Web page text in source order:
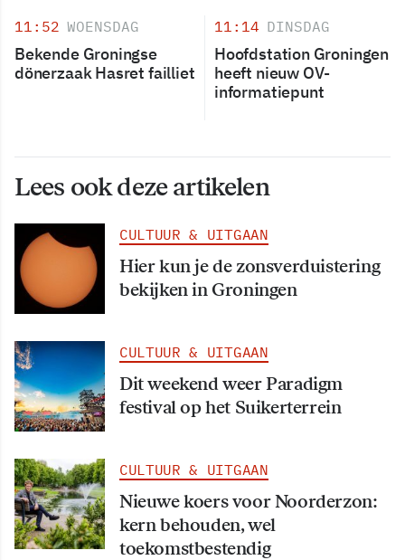
11:52 WOENSDAG
Bekende Groningse
dönerzaak Hasret failliet
11:14 DINSDAG
Hoofdstation Groningen
heeft nieuw OV-
informatiepunt
Lees ook deze artikelen
CULTUUR & UITGAAN
Hier kun je de zonsverduistering
bekijken in Groningen
CULTUUR & UITGAAN
Dit weekend weer Paradigm
festival op het Suikerterrein
CULTUUR & UITGAAN
Nieuwe koers voor Noorderzon:
kern behouden, wel
toekomstbestendig